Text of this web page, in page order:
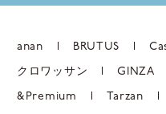
anan BRUTUS
クロワッサン GINZA
&Premium Tarzan